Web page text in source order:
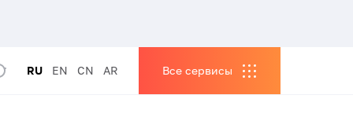
RU EN CN AR Все сервисы